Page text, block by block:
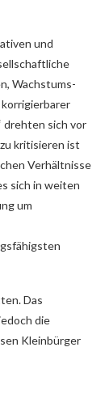
und
Wachstums-
drehten sich vor
kritisieren ist
Verhältnisse
sich in weiten
um
Das
die
Kleinbürger